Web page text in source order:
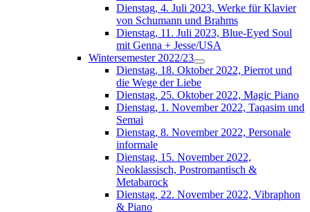
Dienstag, 4. Juli 2023, Werke für Klavier
von Schumann und Brahms
Dienstag, 11. Juli 2023, Blue-Eyed Soul
mit Genna + Jesse/USA
Wintersemester 2022/23
Dienstag, 18. Oktober 2022, Pierrot und
die Wege der Liebe
Dienstag, 25. Oktober 2022, Magic Piano
Dienstag, 1. November 2022, Taqasim und
Semai
Dienstag, 8. November 2022, Personale
informale
Dienstag, 15. November 2022,
Neoklassisch, Postromantisch &
Metabarock
Dienstag, 22. November 2022, Vibraphon
& Piano